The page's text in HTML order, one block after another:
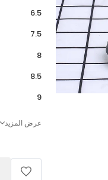
6.5
7.5
8
8.5
9
عرض المزيد